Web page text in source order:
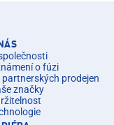
o fúzi
partnerských prodejen
značky